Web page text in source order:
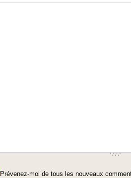
Prévenez-moi de tous les nouveaux